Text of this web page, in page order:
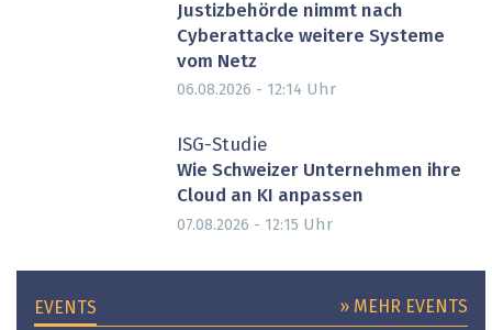
Justizbehörde nimmt nach
Cyberattacke weitere Systeme
vom Netz
06.08.2026 - 12:14 Uhr
ISG-Studie
Wie Schweizer Unternehmen ihre
Cloud an KI anpassen
07.08.2026 - 12:15 Uhr
EVENTS » MEHR EVENTS